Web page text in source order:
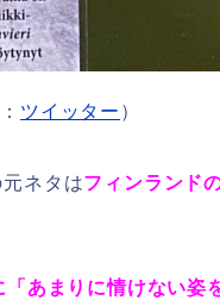
ツイッター ）
ネタはフィンランド
あまりに情けない姿